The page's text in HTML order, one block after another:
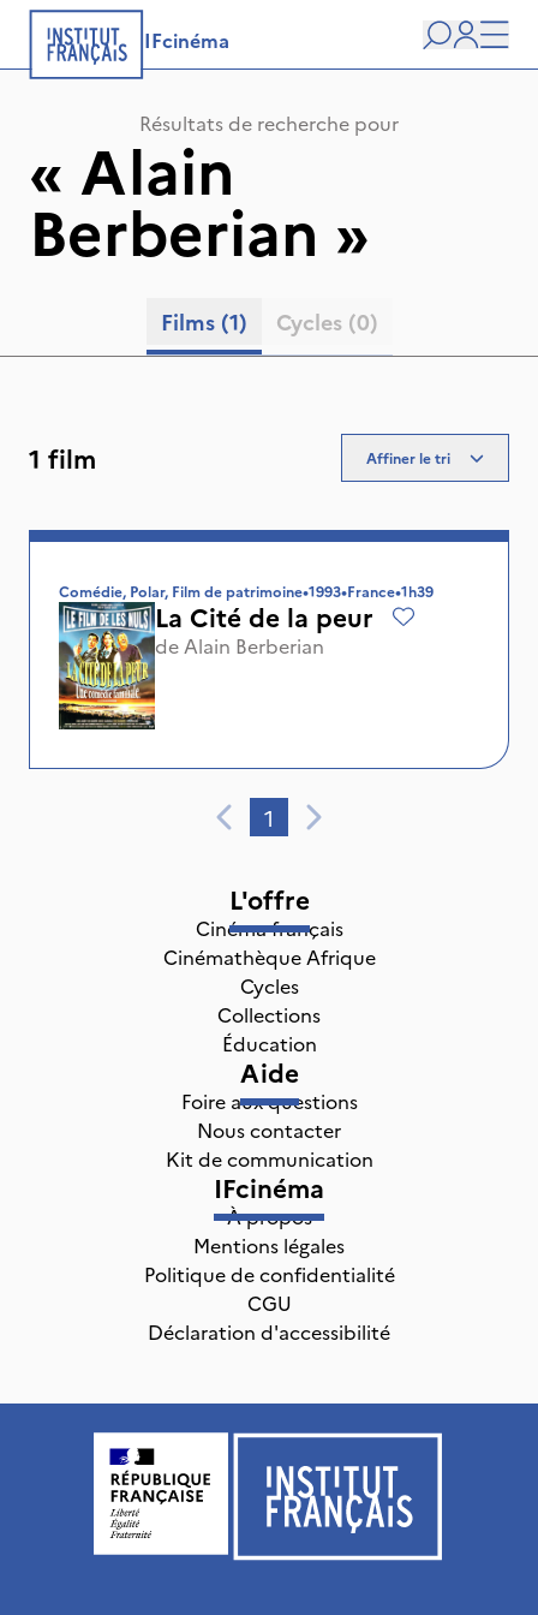
IFcinéma
user
Résultats de recherche pour
« Alain
Berberian »
Films (1) Cycles (0)
1 film Affiner le tri
Comédie, Polar, Film de patrimoine•1993•France•1h39
La Cité de la peur
de Alain Berberian
1
L'offre
Cinéma français
Cinémathèque Afrique
Cycles
Collections
Éducation
Aide
Foire aux questions
Nous contacter
Kit de communication
IFcinéma
À propos
Mentions légales
Politique de confidentialité
CGU
Déclaration d'accessibilité